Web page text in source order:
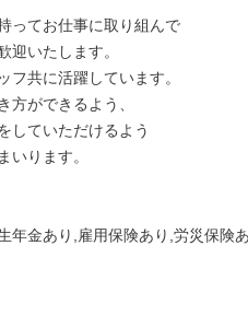
年金あり,雇用保険あり,労災保険